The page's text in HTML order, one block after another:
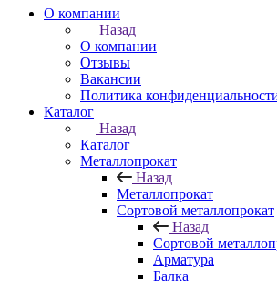
О компании
Назад
О компании
Отзывы
Вакансии
Политика
Каталог
Назад
Каталог
Металлопрокат
Назад
Металлопрокат
Сортовой металлопрокат
Назад
Сортовой
Арматура
Балка